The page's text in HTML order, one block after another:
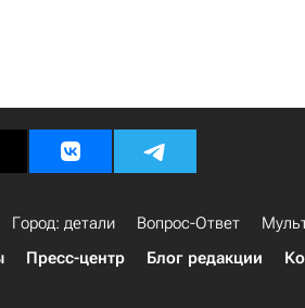
Город: детали Вопрос-Ответ
Пресс-центр Блог редакции